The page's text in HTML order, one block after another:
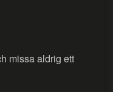
missa aldrig ett